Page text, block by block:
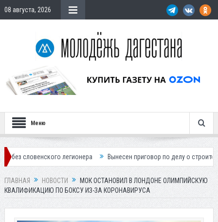
08 августа, 2026
Меню
легионера Вынесен приговор по делу о строительстве
ГЛАВНАЯ НОВОСТИ
МОК ОСТАНОВИЛ В ЛОНДОНЕ ОЛИМПИЙСКУЮ
КВАЛИФИКАЦИЮ ПО БОКСУ ИЗ-ЗА КОРОНАВИРУСА